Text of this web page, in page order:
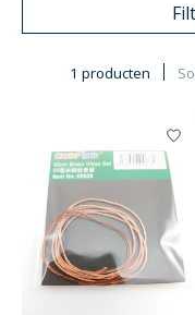
1 producten